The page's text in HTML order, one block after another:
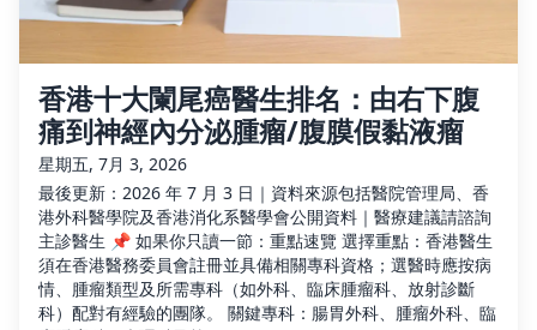
香港十大闌尾癌醫生排名：由右下腹
痛到神經內分泌腫瘤/腹膜假黏液瘤
星期五, 7月 3, 2026
最後更新：2026 年 7 月 3 日｜資料來源包括醫院管理局、香
港外科醫學院及香港消化系醫學會公開資料｜醫療建議請諮詢
主診醫生 📌 如果你只讀一節：重點速覽 選擇重點：香港醫生
須在香港醫務委員會註冊並具備相關專科資格；選醫時應按病
情、腫瘤類型及所需專科（如外科、臨床腫瘤科、放射診斷
科）配對有經驗的團隊。 關鍵專科：腸胃外科、腫瘤外科、臨